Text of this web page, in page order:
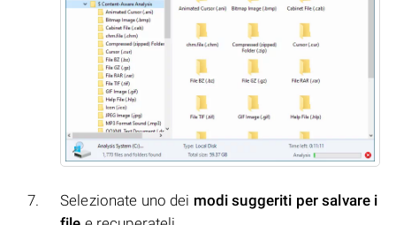
Selezionate uno dei modi suggeriti per salvare i